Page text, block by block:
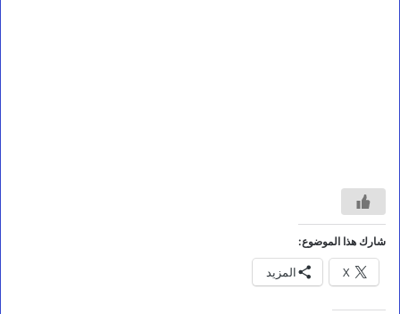
شارك هذا الموضوع:
X المزيد
مقالات
ح
ي
ن
ن